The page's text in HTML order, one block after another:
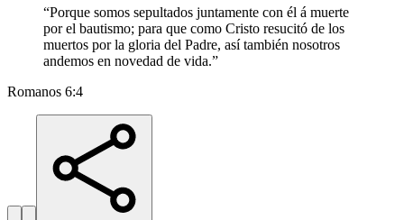
“Porque somos sepultados juntamente con él á muerte
por el bautismo; para que como Cristo resucitó de los
muertos por la gloria del Padre, así también nosotros
andemos en novedad de vida.”
Romanos 6:4